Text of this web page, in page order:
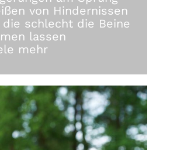
von Hindernissen
die schlecht die Beine
lassen
mehr